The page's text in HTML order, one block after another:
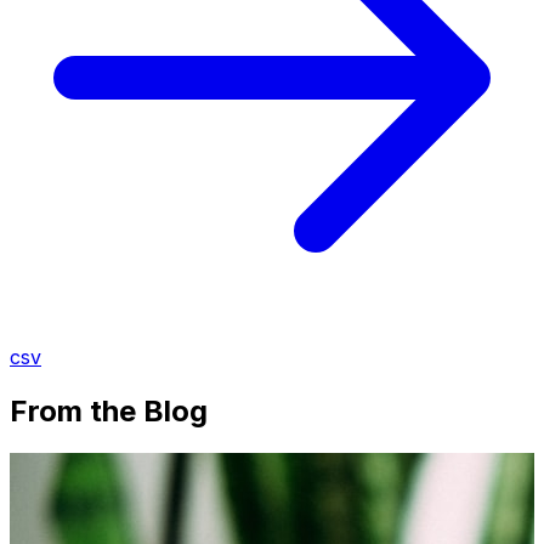
csv
From the Blog